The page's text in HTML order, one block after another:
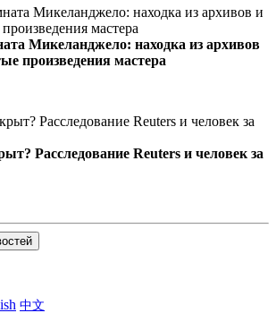
Микеланджело: находка из архивов
произведения мастера
Расследование Reuters и человек за
中文